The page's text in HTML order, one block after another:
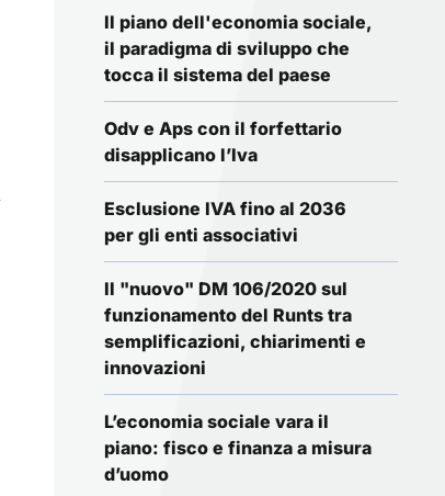
Il piano dell'economia sociale,
il paradigma di sviluppo che
tocca il sistema del paese
Odv e Aps con il forfettario
disapplicano l’Iva
Esclusione IVA fino al 2036
per gli enti associativi
Il "nuovo" DM 106/2020 sul
funzionamento del Runts tra
semplificazioni, chiarimenti e
innovazioni
L’economia sociale vara il
piano: fisco e finanza a misura
d’uomo